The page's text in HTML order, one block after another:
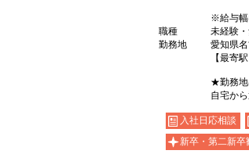
※給与幅
職種
未経験
勤務地
愛知県
【最寄
★勤務
自宅か
入社日応相談
新卒・第二新卒